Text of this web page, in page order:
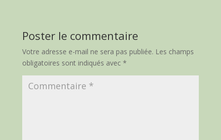
Poster le commentaire
Votre adresse e-mail ne sera pas publiée. Les champs
obligatoires sont indiqués avec *